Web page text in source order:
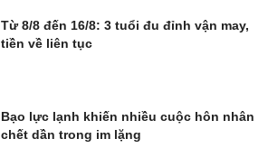
Từ 8/8 đến 16/8: 3 tuổi đu đỉnh vận may,
tiền về liên tục
Bạo lực lạnh khiến nhiều cuộc hôn nhân
chết dần trong im lặng